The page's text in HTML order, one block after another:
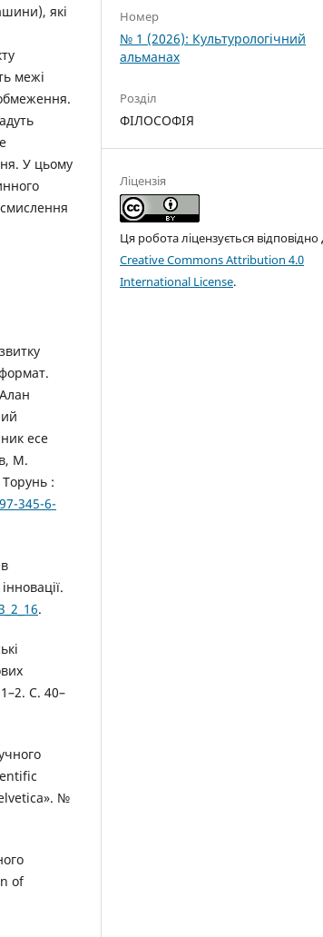
які
межі
У цьому
есе
М.
:
345-6-
.
С. 40–
№
of
Номер
№ 1 (2026): Культурологічний
альманах
Розділ
ФІЛОСОФІЯ
Ліцензія
Ця робота ліцензується відповідно
Creative Commons Attribution 4.0
International License.